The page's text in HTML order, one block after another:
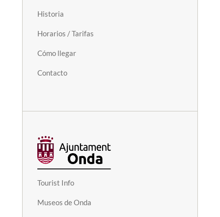
Historia
Horarios / Tarifas
Cómo llegar
Contacto
Tourist Info
Museos de Onda